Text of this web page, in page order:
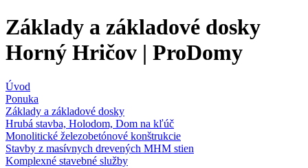
Základy a základové dosky
Horný Hričov | ProDomy
Úvod
Ponuka
Základy a základové dosky
Hrubá stavba, Holodom, Dom na kľúč
Monolitické železobetónové konštrukcie
Stavby z masívnych drevených MHM stien
Komplexné stavebné služby